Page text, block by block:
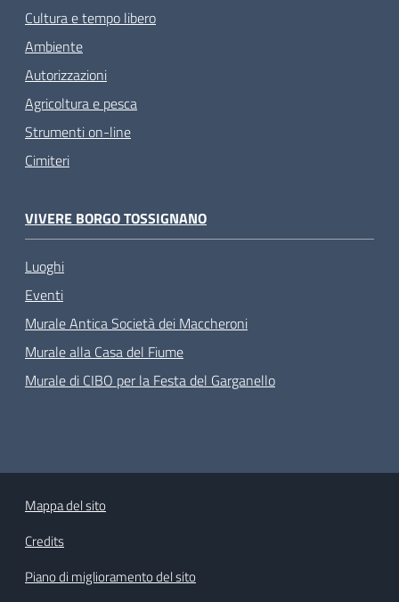
Cultura e tempo libero
Ambiente
Autorizzazioni
Agricoltura e pesca
Strumenti on-line
Cimiteri
VIVERE BORGO TOSSIGNANO
Luoghi
Eventi
Murale Antica Società dei Maccheroni
Murale alla Casa del Fiume
Murale di CIBO per la Festa del Garganello
Mappa del sito
Credits
Piano di miglioramento del sito